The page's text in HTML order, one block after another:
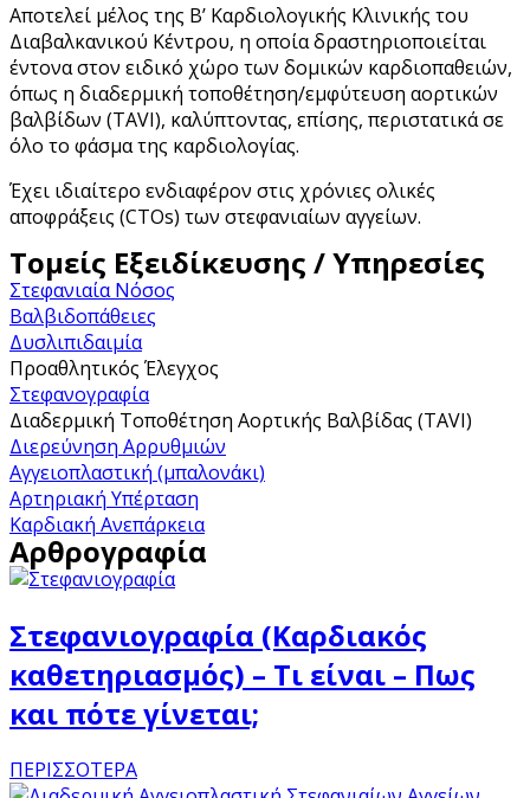
Αποτελεί μέλος της Β’ Καρδιολογικής Κλινικής του
Διαβαλκανικού Κέντρου, η οποία δραστηριοποιείται
έντονα στον ειδικό χώρο των δομικών καρδιοπαθειών,
όπως η διαδερμική τοποθέτηση/εμφύτευση αορτικών
βαλβίδων (TAVI), καλύπτοντας, επίσης, περιστατικά σε
όλο το φάσμα της καρδιολογίας.
Έχει ιδιαίτερο ενδιαφέρον στις χρόνιες ολικές
αποφράξεις (CTOs) των στεφανιαίων αγγείων.
Τομείς Εξειδίκευσης / Υπηρεσίες
Στεφανιαία Νόσος
Βαλβιδοπάθειες
Δυσλιπιδαιμία
Προαθλητικός Έλεγχος
Στεφανογραφία
Διαδερμική Τοποθέτηση Αορτικής Βαλβίδας (TAVI)
Διερεύνηση Αρρυθμιών
Αγγειοπλαστική (μπαλονάκι)
Αρτηριακή Υπέρταση
Καρδιακή Ανεπάρκεια
Αρθρογραφία
Στεφανιογραφία (Καρδιακός
καθετηριασμός) – Τι είναι – Πως
και πότε γίνεται;
ΠΕΡΙΣΣΟΤΕΡΑ